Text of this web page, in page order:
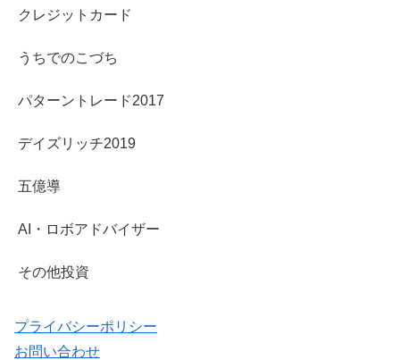
クレジットカード
うちでのこづち
パターントレード2017
デイズリッチ2019
五億導
AI・ロボアドバイザー
その他投資
プライバシーポリシー
お問い合わせ